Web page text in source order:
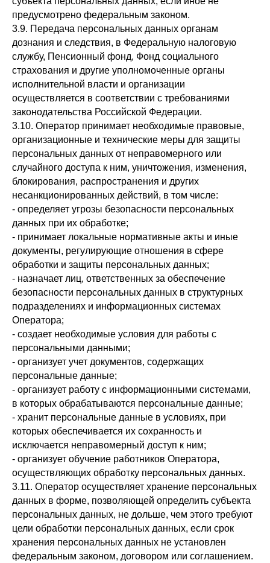
предусмотрено федеральным законом.
3.9. Передача персональных данных органам
дознания и следствия, в Федеральную налоговую
службу, Пенсионный фонд, Фонд социального
страхования и другие уполномоченные органы
исполнительной власти и организации
осуществляется в соответствии с требованиями
законодательства Российской Федерации.
3.10. Оператор принимает необходимые правовые,
организационные и технические меры для защиты
персональных данных от неправомерного или
случайного доступа к ним, уничтожения, изменения,
блокирования, распространения и других
несанкционированных действий, в том числе:
- определяет угрозы безопасности персональных
данных при их обработке;
- принимает локальные нормативные акты и иные
документы, регулирующие отношения в сфере
обработки и защиты персональных данных;
- назначает лиц, ответственных за обеспечение
безопасности персональных данных в структурных
подразделениях и информационных системах
Оператора;
- создает необходимые условия для работы с
персональными данными;
- организует учет документов, содержащих
персональные данные;
- организует работу с информационными системами,
в которых обрабатываются персональные данные;
- хранит персональные данные в условиях, при
которых обеспечивается их сохранность и
исключается неправомерный доступ к ним;
- организует обучение работников Оператора,
осуществляющих обработку персональных данных.
3.11. Оператор осуществляет хранение персональных
данных в форме, позволяющей определить субъекта
персональных данных, не дольше, чем этого требуют
цели обработки персональных данных, если срок
хранения персональных данных не установлен
федеральным законом, договором или соглашением.